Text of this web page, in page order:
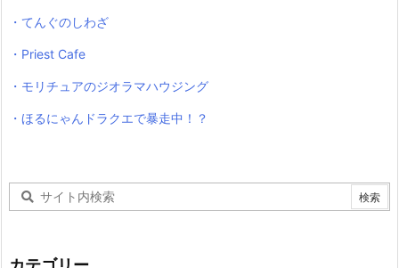
・てんぐのしわざ
・Priest Cafe
・モリチュアのジオラマハウジング
・ほるにゃんドラクエで暴走中！？